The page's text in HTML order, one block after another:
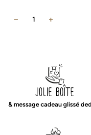
vert
jolie boîte
& message cadeau glissé